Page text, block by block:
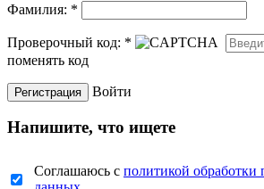
Фамилия: *
Проверочный код: *
поменять код
Войти
Напишите, что ищете
Соглашаюсь с политикой обработки